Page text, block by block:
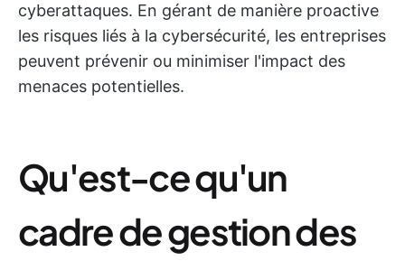
cyberattaques. En gérant de manière proactive
les risques liés à la cybersécurité, les entreprises
peuvent prévenir ou minimiser l'impact des
menaces potentielles.
Qu'est-ce qu'un
cadre de gestion des